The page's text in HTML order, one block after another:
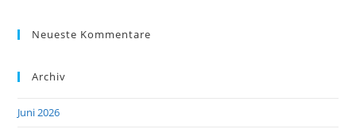
Neueste Kommentare
Archiv
Juni 2026